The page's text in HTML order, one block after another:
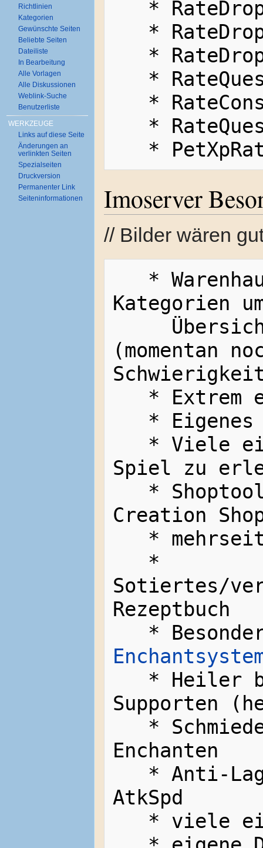
Imoserver
// Bilder wären
Kategorien
(momentan
*
* Viele
Spiel zu
Creation
Sotiertes/
Rezeptbuch
Supporten
Enchanten
AtkSpd
Richtlinien
Kategorien
Gewünschte Seiten
Beliebte Seiten
Dateiliste
In Bearbeitung
Alle Vorlagen
Alle Diskussionen
Weblink-Suche
Benutzerliste
WERKZEUGE
Links auf diese Seite
Änderungen an
verlinkten Seiten
Spezialseiten
Druckversion
Permanenter Link
Seiten­informationen